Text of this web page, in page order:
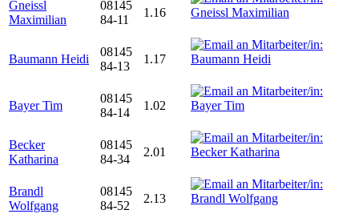
Gneissl
Maximilian
08145
84-11
1.16
Baumann Heidi
08145
84-13
1.17
Bayer Tim
08145
84-14
1.02
Becker
Katharina
08145
84-34
2.01
Brandl
Wolfgang
08145
84-52
2.13